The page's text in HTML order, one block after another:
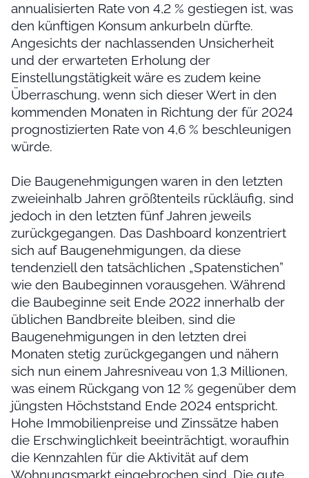
annualisierten Rate von 4,2 % gestiegen ist, was
den künftigen Konsum ankurbeln dürfte.
Angesichts der nachlassenden Unsicherheit
und der erwarteten Erholung der
Einstellungstätigkeit wäre es zudem keine
Überraschung, wenn sich dieser Wert in den
kommenden Monaten in Richtung der für 2024
prognostizierten Rate von 4,6 % beschleunigen
würde.
Die Baugenehmigungen waren in den letzten
zweieinhalb Jahren größtenteils rückläufig, sind
jedoch in den letzten fünf Jahren jeweils
zurückgegangen. Das Dashboard konzentriert
sich auf Baugenehmigungen, da diese
tendenziell den tatsächlichen „Spatenstichen”
wie den Baubeginnen vorausgehen. Während
die Baubeginne seit Ende 2022 innerhalb der
üblichen Bandbreite bleiben, sind die
Baugenehmigungen in den letzten drei
Monaten stetig zurückgegangen und nähern
sich nun einem Jahresniveau von 1,3 Millionen,
was einem Rückgang von 12 % gegenüber dem
jüngsten Höchststand Ende 2024 entspricht.
Hohe Immobilienpreise und Zinssätze haben
die Erschwinglichkeit beeinträchtigt, woraufhin
die Kennzahlen für die Aktivität auf dem
Wohnungsmarkt eingebrochen sind. Die gute